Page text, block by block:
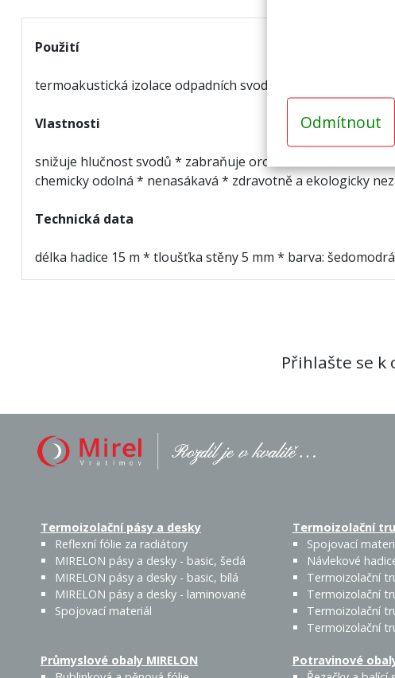
Odmítnout
Použití
termoakustická izolace odpadních svodů * odhlučnění
Vlastnosti
snižuje hlučnost svodů * zabraňuje orosení svodů *
chemicky odolná * nenasákavá * zdravotně a ekologicky
Technická data
délka hadice 15 m * tloušťka stěny 5 mm * barva: šedomodrá
Přihlašte se k
Termoizolační pásy a desky
Reflexní fólie za radiátory
MIRELON pásy a desky - basic, šedá
MIRELON pásy a desky - basic, bílá
MIRELON pásy a desky - laminované
Spojovací materiál
Termoizolační
Spojovací
Návlekové
Termoizolační
Termoizolační
Termoizolační
Termoizolační
Průmyslové obaly MIRELON
Potravinové